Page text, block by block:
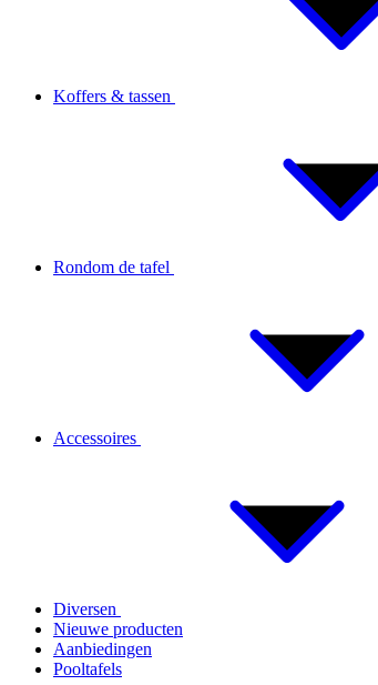
Koffers & tassen
Rondom de tafel
Accessoires
Diversen
Nieuwe producten
Aanbiedingen
Pooltafels